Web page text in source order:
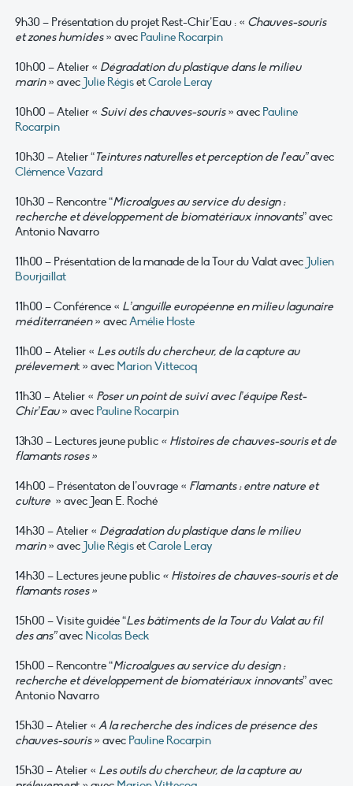
9h30 – Présentation du projet Rest-Chir’Eau : « Chauves-souris
et zones humides» avec Pauline Rocarpin
10h00 – Atelier « Dégradation du plastique dans le milieu
marin» avec Julie RégisetCarole Leray
10h00 – Atelier « Suivi des chauves-souris» avec Pauline
Rocarpin
10h30 – Atelier “Teintures naturelles et perception de l’eau”avec
Clémence Vazard
10h30 – Rencontre “Microalgues au service du design :
recherche et développement de biomatériaux innovants” avec
Antonio Navarro
11h00 – Présentation de la manade de la Tour du Valat avec Julien
Bourjaillat
11h00 – Conférence « L’anguille européenne en milieu lagunaire
méditerranéen» avecAmélie Hoste
11h00 – Atelier « Les outils du chercheur, de la capture au
prélevement » avec Marion Vittecoq
11h30 – Atelier « Poser un point de suivi avec l’équipe Rest-
Chir’Eau» avec Pauline Rocarpin
13h30 – Lectures jeune public « Histoires de chauves-souris et de
flamants roses »
14h00 – Présentaton de l’ouvrage « Flamants : entre nature et
culture » avec Jean E. Roché
14h30 – Atelier « Dégradation du plastique dans le milieu
marin» avec Julie RégisetCarole Leray
14h30 – Lectures jeune public « Histoires de chauves-souris et de
flamants roses »
15h00 – Visite guidée “Les bâtiments de la Tour du Valat au fil
des ans”avec Nicolas Beck
15h00 – Rencontre “Microalgues au service du design :
recherche et développement de biomatériaux innovants” avec
Antonio Navarro
15h30 – Atelier « A la recherche des indices de présence des
chauves-souris» avec Pauline Rocarpin
15h30 – Atelier « Les outils du chercheur, de la capture au